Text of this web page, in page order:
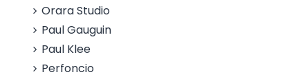
Orara Studio
Paul Gauguin
Paul Klee
Perfoncio